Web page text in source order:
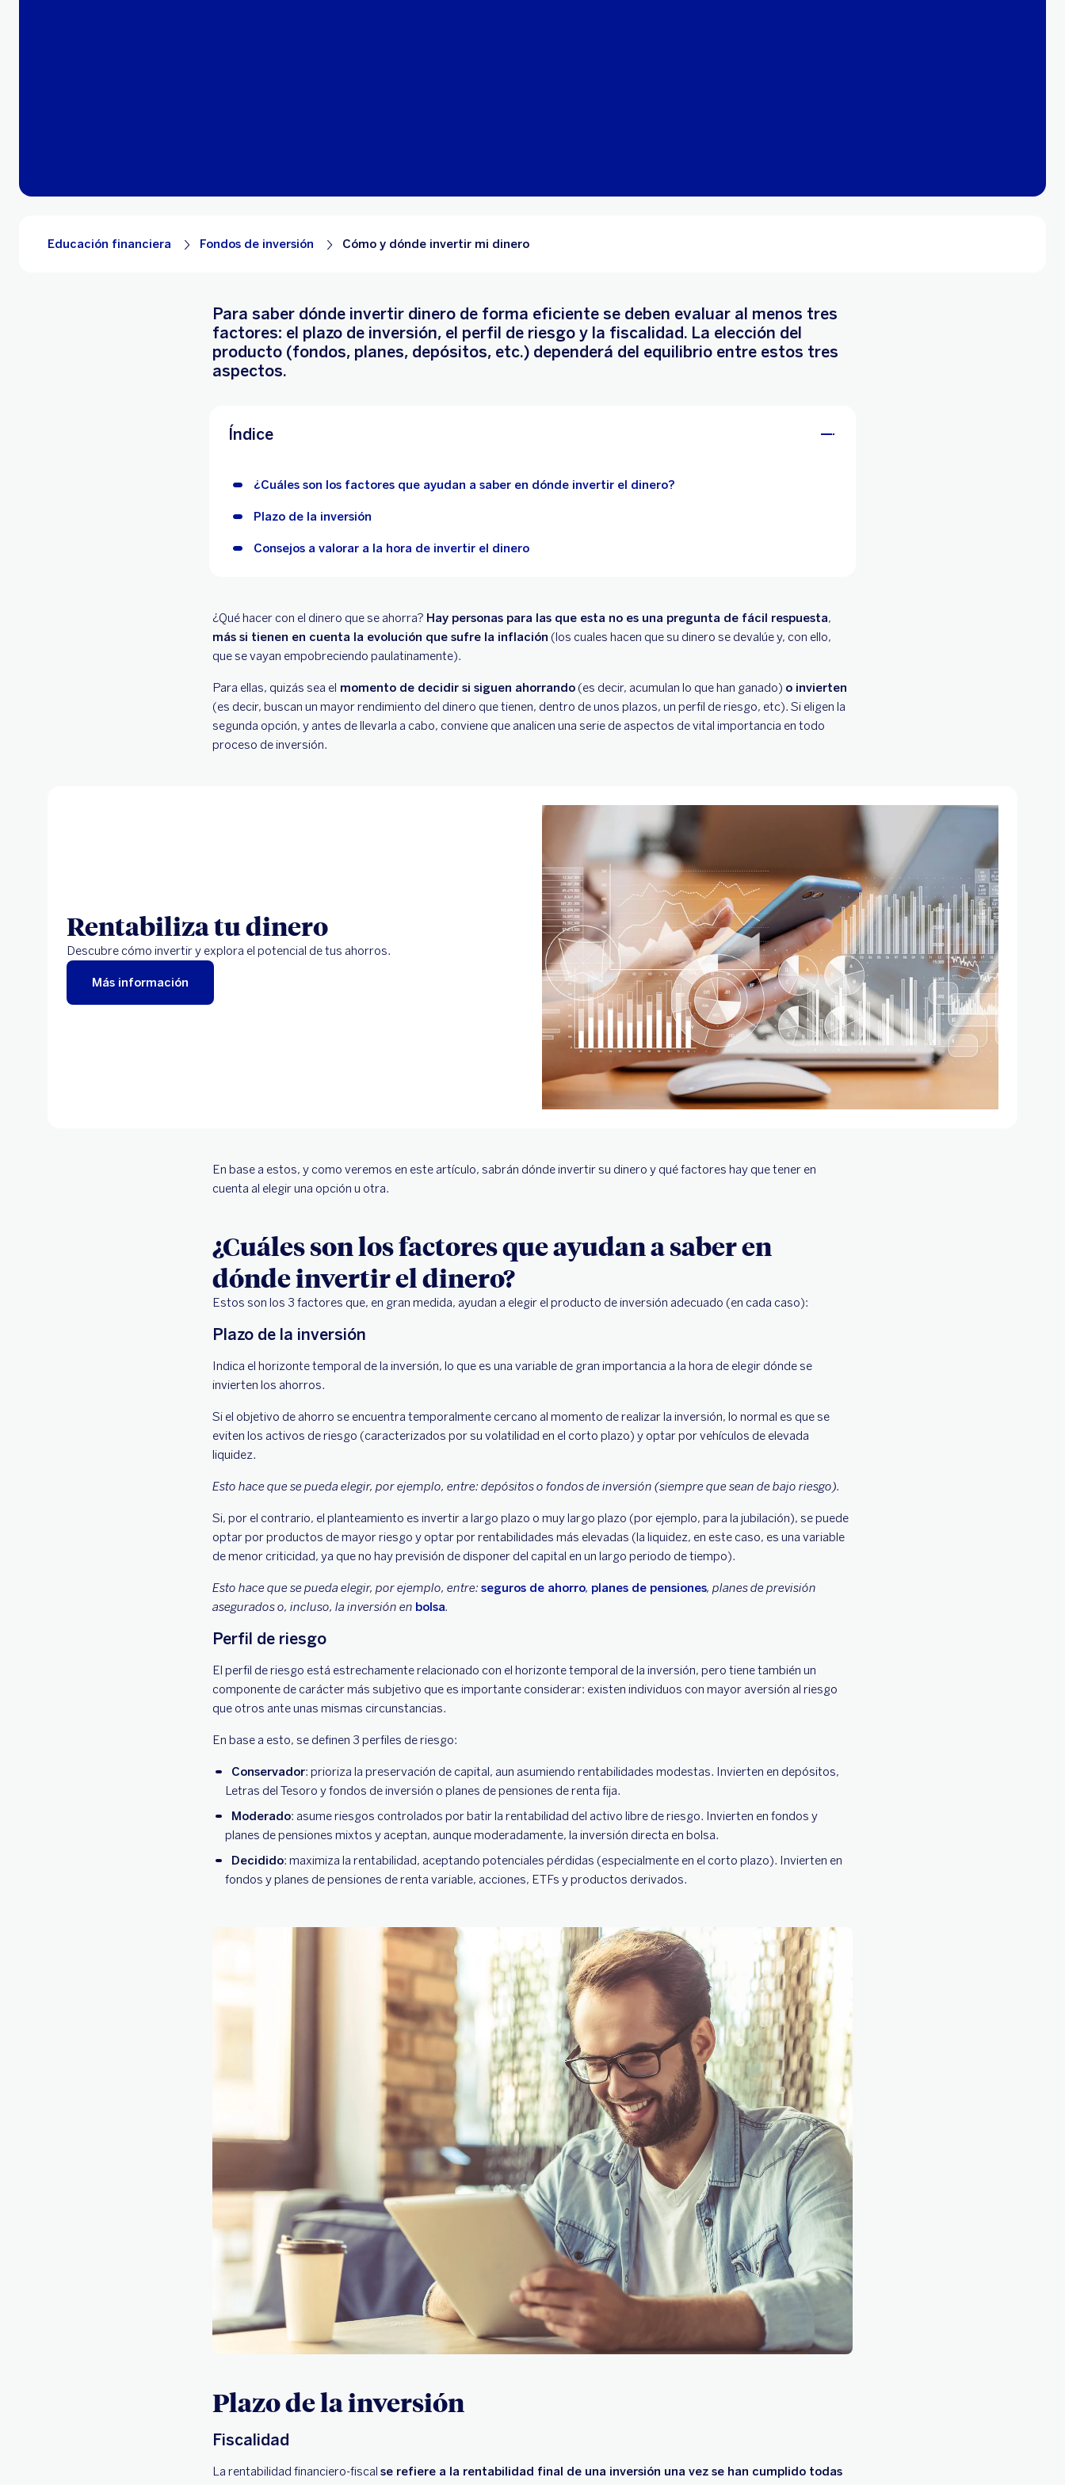
Educación financiera Fondos de inversión Cómo y dónde invertir mi dinero
Para saber dónde invertir dinero de forma eficiente se deben evaluar al menos tres
factores: el plazo de inversión, el perfil de riesgo y la fiscalidad. La elección del
producto (fondos, planes, depósitos, etc.) dependerá del equilibrio entre estos tres
aspectos.
Índice
¿Cuáles son los factores que ayudan a saber en dónde invertir el dinero?
Plazo de la inversión
Consejos a valorar a la hora de invertir el dinero
¿Qué hacer con el dinero que se ahorra? Hay personas para las que esta no es una pregunta de fácil respuesta,
más si tienen en cuenta la evolución que sufre la inflación (los cuales hacen que su dinero se devalúe y, con ello,
que se vayan empobreciendo paulatinamente).
Para ellas, quizás sea el momento de decidir si siguen ahorrando (es decir, acumulan lo que han ganado) o invierten
(es decir, buscan un mayor rendimiento del dinero que tienen, dentro de unos plazos, un perfil de riesgo, etc). Si eligen la
segunda opción, y antes de llevarla a cabo, conviene que analicen una serie de aspectos de vital importancia en todo
proceso de inversión.
Rentabiliza tu dinero
Descubre cómo invertir y explora el potencial de tus ahorros.
Más información
En base a estos, y como veremos en este artículo, sabrán dónde invertir su dinero y qué factores hay que tener en
cuenta al elegir una opción u otra.
¿Cuáles son los factores que ayudan a saber en
dónde invertir el dinero?
Estos son los 3 factores que, en gran medida, ayudan a elegir el producto de inversión adecuado (en cada caso):
Plazo de la inversión
Indica el horizonte temporal de la inversión, lo que es una variable de gran importancia a la hora de elegir dónde se
invierten los ahorros.
Si el objetivo de ahorro se encuentra temporalmente cercano al momento de realizar la inversión, lo normal es que se
eviten los activos de riesgo (caracterizados por su volatilidad en el corto plazo) y optar por vehículos de elevada
liquidez.
Esto hace que se pueda elegir, por ejemplo, entre: depósitos o fondos de inversión (siempre que sean de bajo riesgo).
Si, por el contrario, el planteamiento es invertir a largo plazo o muy largo plazo (por ejemplo, para la jubilación), se puede
optar por productos de mayor riesgo y optar por rentabilidades más elevadas (la liquidez, en este caso, es una variable
de menor criticidad, ya que no hay previsión de disponer del capital en un largo periodo de tiempo).
Esto hace que se pueda elegir, por ejemplo, entre: seguros de ahorro, planes de pensiones, planes de previsión
asegurados o, incluso, la inversión en bolsa.
Perfil de riesgo
El perfil de riesgo está estrechamente relacionado con el horizonte temporal de la inversión, pero tiene también un
componente de carácter más subjetivo que es importante considerar: existen individuos con mayor aversión al riesgo
que otros ante unas mismas circunstancias.
En base a esto, se definen 3 perfiles de riesgo:
Conservador: prioriza la preservación de capital, aun asumiendo rentabilidades modestas. Invierten en depósitos,
Letras del Tesoro y fondos de inversión o planes de pensiones de renta fija.
Moderado: asume riesgos controlados por batir la rentabilidad del activo libre de riesgo. Invierten en fondos y
planes de pensiones mixtos y aceptan, aunque moderadamente, la inversión directa en bolsa.
Decidido: maximiza la rentabilidad, aceptando potenciales pérdidas (especialmente en el corto plazo). Invierten en
fondos y planes de pensiones de renta variable, acciones, ETFs y productos derivados.
Plazo de la inversión
Fiscalidad
La rentabilidad financiero-fiscal se refiere a la rentabilidad final de una inversión una vez se han cumplido todas